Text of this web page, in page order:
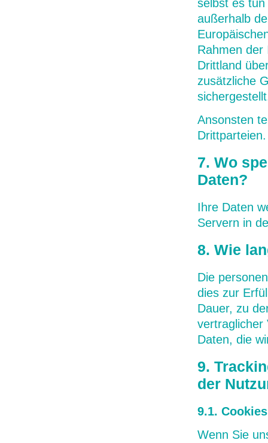
selbst es
außerhalb
Rahmen der
Drittland
zusätzliche
Ansonsten
Drittparteien.
7. Wo
Daten?
Ihre Daten
Servern in
8. Wie
Die
dies zur
Dauer, zu
vertraglicher
Daten, die
9.
der
9.1. Cookies
Wenn Sie